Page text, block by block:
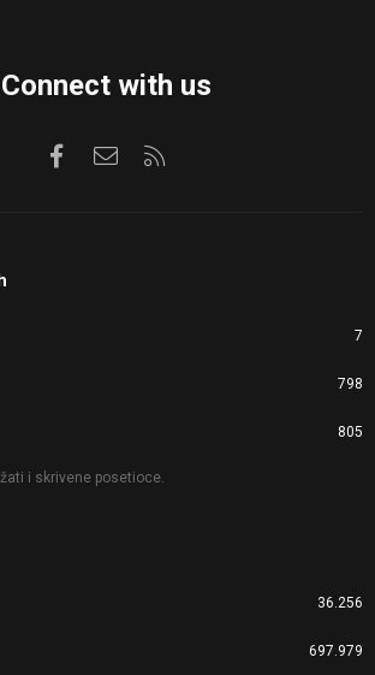
Connect with us
FacebookKontaktirajte nas
7
798
805
i skrivene posetioce.
36.256
697.979